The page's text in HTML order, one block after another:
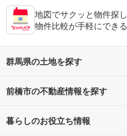
地図でサクッと物件探し
物件比較が手軽にできる
群馬県の土地を探す
路線・駅から探す
通勤・通学時間から探す
前橋市の不動産情報を探す
不動産・住宅
暮らしのお役立ち情報